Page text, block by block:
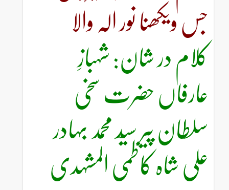
جس ویکھنا نور الہ والا
کلام در شان: شہبازِ
عارفاں حضرت سخی
سلطان پیر سیّد محمد بہادر
علی شاہ کاظمی المشہدی